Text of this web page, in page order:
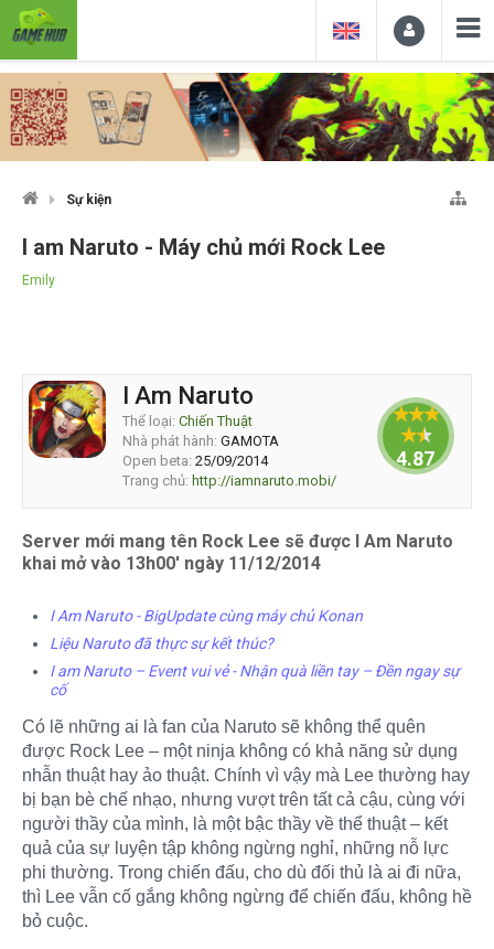
Sự kiện
I am Naruto - Máy chủ mới Rock Lee
Emily
I Am Naruto
Thể loại: Chiến Thuật
Nhà phát hành: GAMOTA
Open beta: 25/09/2014
Trang chủ: http://iamnaruto.mobi/
4.87981
Server mới mang tên Rock Lee sẽ được I Am Naruto
khai mở vào 13h00' ngày 11/12/2014
I Am Naruto - BigUpdate cùng máy chủ Konan
Liệu Naruto đã thực sự kết thúc?
I am Naruto – Event vui vẻ - Nhận quà liền tay – Đền ngay sự
cố
Có lẽ những ai là fan của Naruto sẽ không thể quên
được Rock Lee – một ninja không có khả năng sử dụng
nhẫn thuật hay ảo thuật. Chính vì vậy mà Lee thường hay
bị bạn bè chế nhạo, nhưng vượt trên tất cả cậu, cùng với
người thầy của mình, là một bậc thầy về thể thuật – kết
quả của sự luyện tập không ngừng nghỉ, những nỗ lực
phi thường. Trong chiến đấu, cho dù đối thủ là ai đi nữa,
thì Lee vẫn cố gắng không ngừng để chiến đấu, không hề
bỏ cuộc.